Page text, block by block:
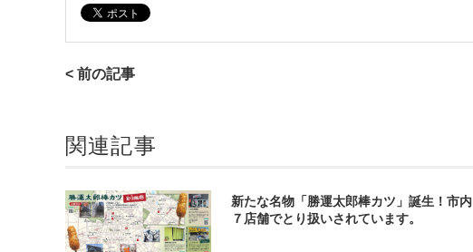
< 前の記事
関連記事
新たな名物「勝運太郎棒カツ」誕生！市内
７店舗でとり扱いされています。